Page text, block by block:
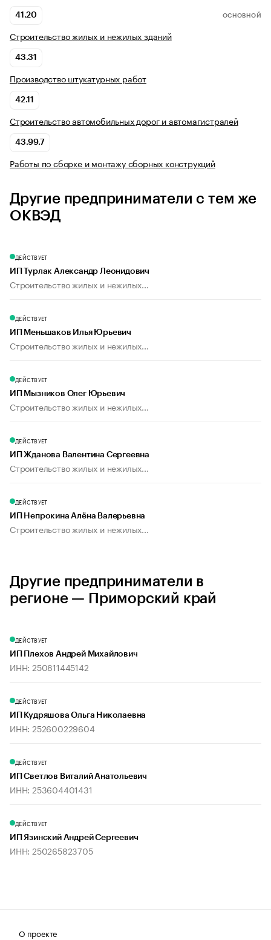
41.20 ОСНОВНОЙ
Строительство жилых и нежилых зданий
43.31
Производство штукатурных работ
42.11
Строительство автомобильных дорог и автомагистралей
43.99.7
Работы по сборке и монтажу сборных конструкций
Другие предприниматели с тем же
ОКВЭД
ДЕЙСТВУЕТ
ИП Турлак Александр Леонидович
Строительство жилых и нежилых...
ДЕЙСТВУЕТ
ИП Меньшаков Илья Юрьевич
Строительство жилых и нежилых...
ДЕЙСТВУЕТ
ИП Мызников Олег Юрьевич
Строительство жилых и нежилых...
ДЕЙСТВУЕТ
ИП Жданова Валентина Сергеевна
Строительство жилых и нежилых...
ДЕЙСТВУЕТ
ИП Непрокина Алёна Валерьевна
Строительство жилых и нежилых...
Другие предприниматели в
регионе — Приморский край
ДЕЙСТВУЕТ
ИП Плехов Андрей Михайлович
ИНН: 250811445142
ДЕЙСТВУЕТ
ИП Кудряшова Ольга Николаевна
ИНН: 252600229604
ДЕЙСТВУЕТ
ИП Светлов Виталий Анатольевич
ИНН: 253604401431
ДЕЙСТВУЕТ
ИП Язинский Андрей Сергеевич
ИНН: 250265823705
О проекте